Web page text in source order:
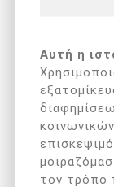
Αυτή η
τον τρόπο